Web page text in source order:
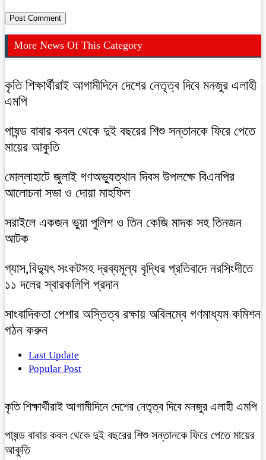
More News Of This Category
কৃতি শিক্ষার্থীরাই আগামীদিনে দেশের নেতৃত্ব দিবে মনজুর এলাহী
এমপি
পাষন্ড বাবার কবল থেকে দুই বছরের শিশু সন্তানকে ফিরে পেতে
মায়ের আকুতি
মোল্লাহাটে জুলাই গণঅভ্যুত্থান দিবস উপলক্ষে বিএনপির
আলোচনা সভা ও দোয়া মাহফিল
সরাইলে একজন ভুয়া পুলিশ ও তিন কেজি মাদক সহ তিনজন
আটক
গ্যাস,বিদ্যুৎ সংকটসহ দ্রব্যমূল্য বৃদ্ধির প্রতিবাদে নরসিংদীতে
১১ দলের স্বারকলিপি প্রদান
সাংবাদিকতা পেশার অস্তিত্ব রক্ষায় অবিলম্বে গণমাধ্যম কমিশন
গঠন করুন
Last Update
Popular Post
কৃতি শিক্ষার্থীরাই আগামীদিনে দেশের নেতৃত্ব দিবে মনজুর এলাহী এমপি
পাষন্ড বাবার কবল থেকে দুই বছরের শিশু সন্তানকে ফিরে পেতে মায়ের
আকুতি